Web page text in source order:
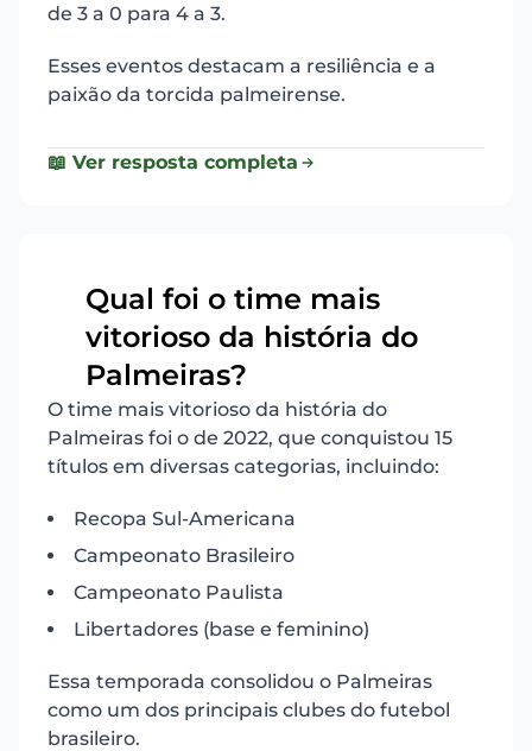
de 3 a 0 para 4 a 3.
Esses eventos destacam a resiliência e a
paixão da torcida palmeirense.
📖 Ver resposta completa
Qual foi o time mais
vitorioso da história do
Palmeiras?
O time mais vitorioso da história do
Palmeiras foi o de 2022, que conquistou 15
títulos em diversas categorias, incluindo:
Recopa Sul-Americana
Campeonato Brasileiro
Campeonato Paulista
Libertadores (base e feminino)
Essa temporada consolidou o Palmeiras
como um dos principais clubes do futebol
brasileiro.